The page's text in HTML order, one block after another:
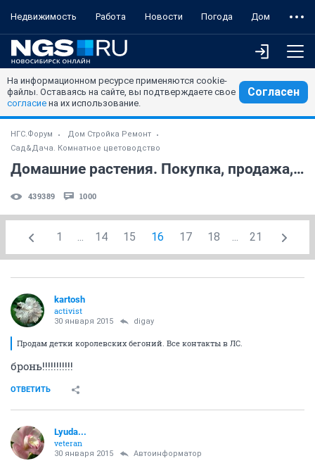
Недвижимость Работа Новости Погода Дом
На информационном ресурсе применяются cookie-
файлы. Оставаясь на сайте, вы подтверждаете свое
согласие на их использование.
Согласен
НГС.Форум
Дом Стройка Ремонт
Сад&Дача. Комнатное цветоводство
Домашние растения. Покупка, продажа, поиск. (часть 6)
439389 1000
1 ... 14 15 16 17 18 ... 21
kartosh
activist
30 января 2015 digay
Продам детки королевских бегоний. Все контакты в ЛС.
бронь!!!!!!!!!!!
ОТВЕТИТЬ
Lyuda...
veteran
30 января 2015 Автоинформатор